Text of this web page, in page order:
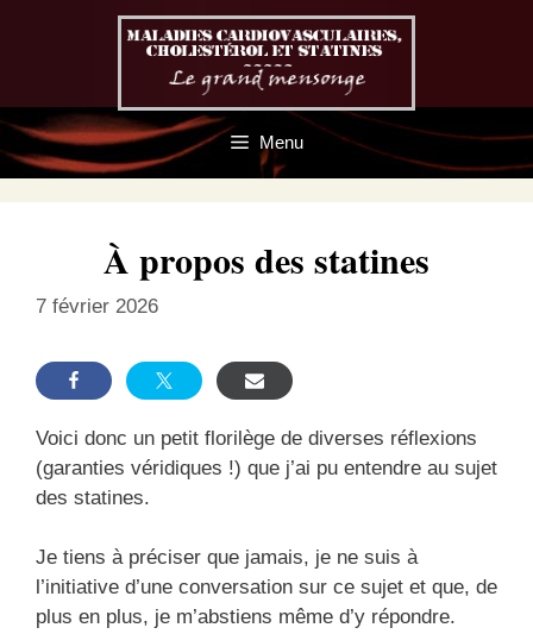
Menu
À propos des statines
7 février 2026
Voici donc un petit florilège de diverses réflexions
(garanties véridiques !) que j’ai pu entendre au sujet
des statines.
Je tiens à préciser que jamais, je ne suis à
l’initiative d’une conversation sur ce sujet et que, de
plus en plus, je m’abstiens même d’y répondre.